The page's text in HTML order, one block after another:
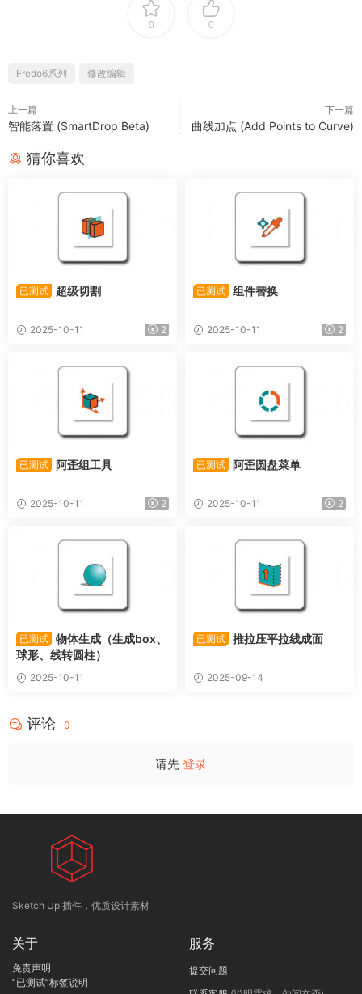
0 0
Fredo6系列 修改编辑
上一篇
智能落置 (SmartDrop Beta)
下一篇
曲线加点 (Add Points to Curve)
猜你喜欢
已测试 超级切割
2025-10-11 2
已测试 组件替换
2025-10-11 2
已测试 阿歪组工具
2025-10-11 2
已测试 阿歪圆盘菜单
2025-10-11 2
已测试 物体生成（生成box、
球形、线转圆柱）
2025-10-11
已测试 推拉压平拉线成面
2025-09-14
评论 0
请先 登录
Sketch Up 插件，优质设计素材
关于
免责声明
“已测试”标签说明
服务
提交问题